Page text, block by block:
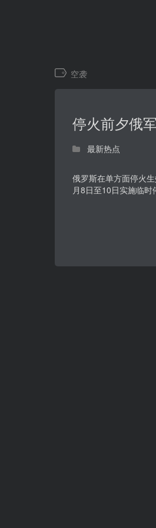
空袭
停火前夕俄
最新热点
俄罗斯在单方面停火
月8日至10日实施临时